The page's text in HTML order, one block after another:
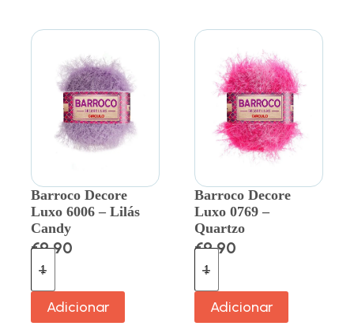
Barroco Decore
Luxo 6006 – Lilás
Candy
€9.90
Adicionar
Barroco Decore
Luxo 0769 –
Quartzo
€9.90
Adicionar